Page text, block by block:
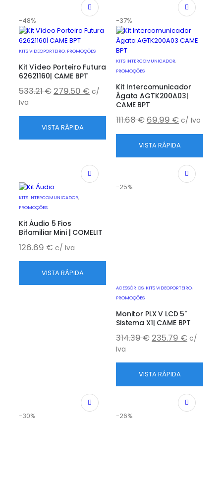
-48%
VISTA RÁPIDA
KITS VIDEOPORTEIRO, PROMOÇÕES
Kit Vídeo Porteiro Futura
62621160| CAME BPT
533.21€ 279.50 € c/
Iva
-37%
VISTA RÁPIDA
KITS INTERCOMUNICADOR,
PROMOÇÕES
Kit Intercomunicador
Ágata AGTK200A03|
CAME BPT
111.68€ 69.99 € c/ Iva
VISTA RÁPIDA
KITS INTERCOMUNICADOR,
PROMOÇÕES
Kit Áudio 5 Fios
Bifamiliar Mini | COMELIT
126.69 € c/ Iva
-25%
VISTA RÁPIDA
ACESSÓRIOS, KITS VIDEOPORTEIRO,
PROMOÇÕES
Monitor PLX V LCD 5"
Sistema X1| CAME BPT
314.39€ 235.79 € c/
Iva
-30% -26%